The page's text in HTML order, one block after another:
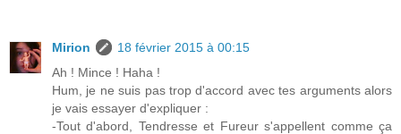
Mirion
18 février 2015 à 00:15
Ah ! Mince ! Haha !
Hum, je ne suis pas trop d'accord avec tes arguments alors
je vais essayer d'expliquer :
-Tout d'abord, Tendresse et Fureur s'appellent comme ça